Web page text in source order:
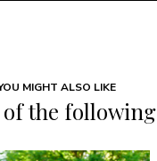
MIGHT ALSO LIKE
of the following